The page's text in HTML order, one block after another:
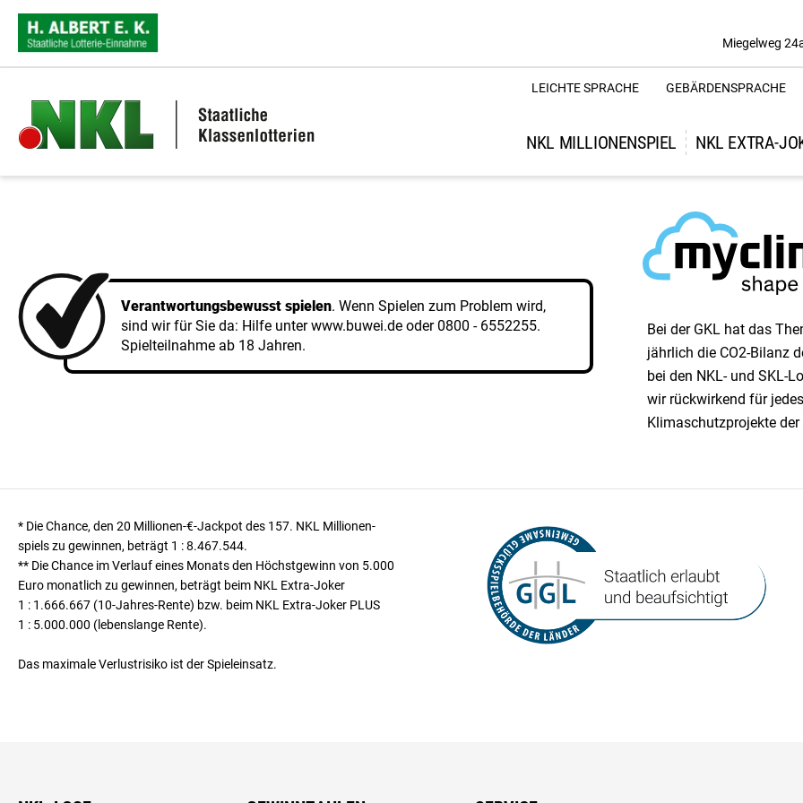
Miegelweg
LEICHTE SPRACHE GEBÄRDENSPRACHE
NKL MILLIONENSPIEL NKL EXTRA-
Verantwortungsbewusst spielen. Wenn Spielen zum Problem wird,
sind wir für Sie da: Hilfe unterwww.buwei.de oder0800 - 6552255.
Spielteilnahme ab 18 Jahren.
Bei der GKL hat das
jährlich die CO2-Bilanz
bei den NKL- und SKL-
wir rück­wirkend für
Klimaschutzprojekte
* Die Chance, den 20 Millionen-€-Jackpot des 157. NKL Millionen­
spiels zu gewinnen, beträgt 1 : 8.467.544.
** Die Chance im Verlauf eines Monats den Höchst­gewinn von 5.000
Euro monatlich zu gewinnen, beträgt beim NKL Extra-Joker
1 : 1.666.667 (10-Jahres-Rente) bzw. beim NKL Extra-Joker PLUS
1 : 5.000.000 (lebenslange Rente).
Das maximale Verlustrisiko ist der Spieleinsatz.